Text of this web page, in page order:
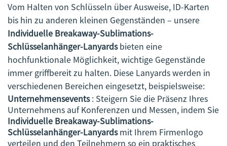
Vom Halten von Schlüsseln über Ausweise, ID-Karten
bis hin zu anderen kleinen Gegenständen – unsere
Individuelle Breakaway-Sublimations-
Schlüsselanhänger-Lanyardsbieten eine
hochfunktionale Möglichkeit, wichtige Gegenstände
immer griffbereit zu halten. Diese Lanyards werden in
verschiedenen Bereichen eingesetzt, beispielsweise:
Unternehmensevents: Steigern Sie die Präsenz Ihres
Unternehmens auf Konferenzen und Messen, indem Sie
Individuelle Breakaway-Sublimations-
Schlüsselanhänger-Lanyardsmit Ihrem Firmenlogo
verteilen und den Teilnehmern so ein praktisches